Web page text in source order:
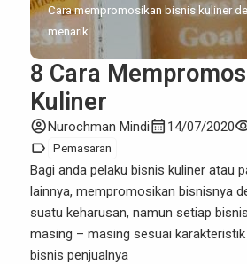
Cara mempromosikan bisnis kuliner
menarik
8 Cara
Kuliner
account_circleNurochman Mindicalendar_month 14/07/2020
label Pemasaran
Bagi anda pelaku bisnis kuliner atau
lainnya, mempromosikan bisnisnya
suatu keharusan, namun setiap
masing – masing sesuai
bisnis penjualnya